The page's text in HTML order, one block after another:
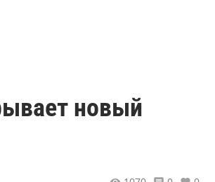
новый